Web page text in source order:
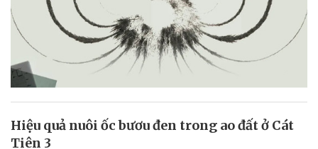
Hiệu quả nuôi ốc bươu đen trong ao đất ở Cát
Tiên 3